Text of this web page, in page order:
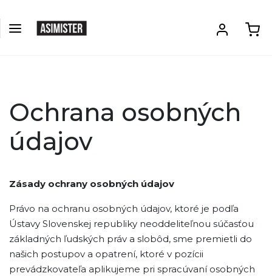
Ochrana osobných
údajov
Zásady ochrany osobných údajov
Právo na ochranu osobných údajov, ktoré je podľa
Ústavy Slovenskej republiky neoddeliteľnou súčasťou
základných ľudských práv a slobôd, sme premietli do
našich postupov a opatrení, ktoré v pozícii
prevádzkovateľa aplikujeme pri spracúvaní osobných